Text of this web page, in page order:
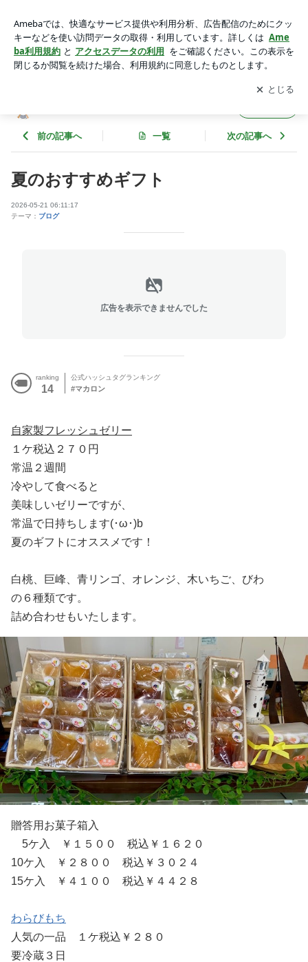
アプリをダウンロードして ブログの更新通知
を受け取りまし
ょう。
開く
前の記事へ 一覧 次の記事へ
夏のおすすめギフト
2026-05-21 06:11:17
テーマ： ブログ
広告を表示できませんでした
ranking
14
公式ハッシュタグランキング
マカロン
自家製フレッシュゼリー
１ケ税込２７０円
常温２週間
冷やして食べると
美味しいゼリーですが、
常温で日持ちします(･ω･)b
夏のギフトにオススメです！
白桃、巨峰、青リンゴ、オレンジ、木いちご、びわ
の６種類です。
詰め合わせもいたします。
贈答用お菓子箱入
5ケ入 ￥１５００ 税込￥１６２０
10ケ入 ￥２８００ 税込￥３０２４
15ケ入 ￥４１００ 税込￥４４２８
わらびもち
人気の一品 １ケ税込￥２８０
要冷蔵３日